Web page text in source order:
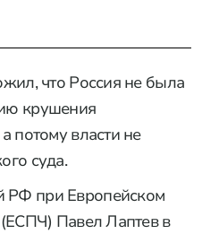
что Россия не была
крушения
потому власти не
суда.
при Европейском
Павел Лаптев в